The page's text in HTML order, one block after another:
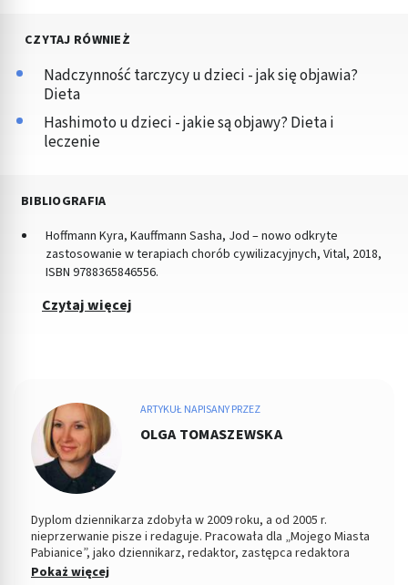
CZYTAJ RÓWNIEŻ
Nadczynność tarczycy u dzieci - jak się objawia?
Dieta
Hashimoto u dzieci - jakie są objawy? Dieta i
leczenie
BIBLIOGRAFIA
Hoffmann Kyra, Kauffmann Sasha, Jod – nowo odkryte
zastosowanie w terapiach chorób cywilizacyjnych, Vital, 2018,
ISBN 9788365846556.
Czytaj więcej
ARTYKUŁ NAPISANY PRZEZ
OLGA TOMASZEWSKA
Dyplom dziennikarza zdobyła w 2009 roku, a od 2005 r.
nieprzerwanie pisze i redaguje. Pracowała dla „Mojego Miasta
Pabianice”, jako dziennikarz, redaktor, zastępca redaktora
naczelnego i PR-owiec, współpracowała z „Nowym Życiem
Pokaż więcej